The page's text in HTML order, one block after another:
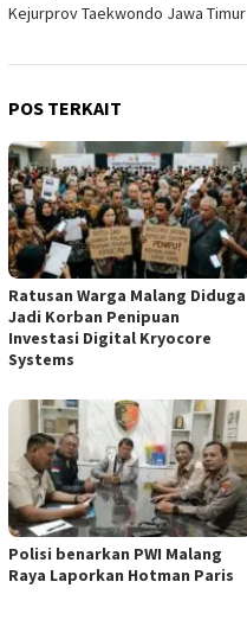
Kejurprov Taekwondo Jawa Timur
POS TERKAIT
Ratusan Warga Malang Diduga
Jadi Korban Penipuan
Investasi Digital Kryocore
Systems
Polisi benarkan PWI Malang
Raya Laporkan Hotman Paris